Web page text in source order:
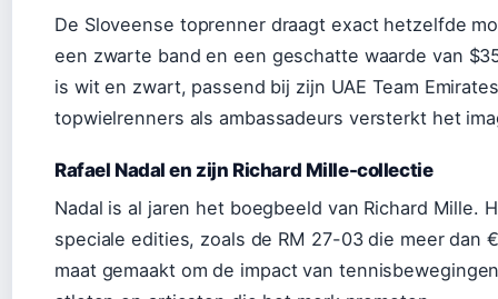
De Sloveense toprenner draagt exact hetzelfde
een zwarte band en een geschatte waarde van
is wit en zwart, passend bij zijn UAE Team
topwielrenners als ambassadeurs versterkt het
Rafael Nadal en zijn Richard Mille-collectie
Nadal is al jaren het boegbeeld van Richard Mille.
speciale edities, zoals de RM 27-03 die meer dan
maat gemaakt om de impact van